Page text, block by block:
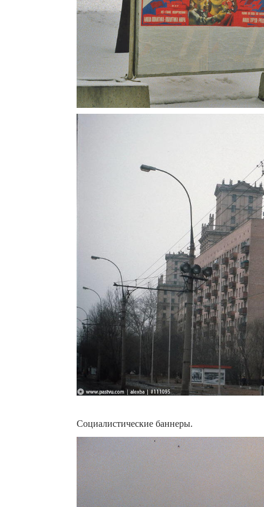
Социалистические баннеры.